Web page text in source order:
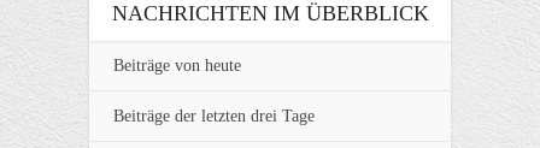
NACHRICHTEN IM ÜBERBLICK
Beiträge von heute
Beiträge der letzten drei Tage